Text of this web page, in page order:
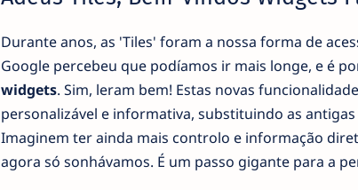
Durante anos, as 'Tiles' foram a nossa forma de
Google percebeu que podíamos ir mais longe, e é
widgets. Sim, leram bem! Estas novas
personalizável e informativa, substituindo as
Imaginem ter ainda mais controlo e informação
agora só sonhávamos. É um passo gigante para a